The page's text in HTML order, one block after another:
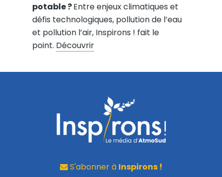
potable ?Entre enjeux climatiques et
défis technologiques, pollution de l’eau
et pollution l’air, Inspirons ! fait le
point. Découvrir
S'abonner à Inspirons !